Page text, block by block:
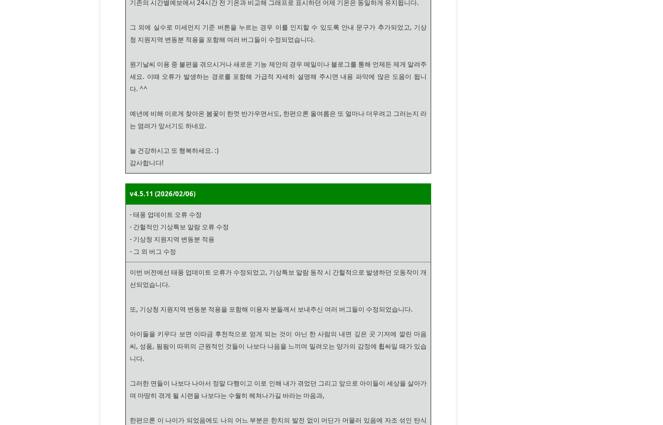
기존의 시간별예보에서 24시간 전 기온과 비교해 그래프로 표시하던 어제 기온은 동일하게 유지됩니다.
그 외에 실수로 미세먼지 기준 버튼을 누르는 경우 이를 인지할 수 있도록 안내 문구가 추가되었고, 기상
청 지원지역 변동분 적용을 포함해 여러 버그들이 수정되었습니다.
원기날씨 이용 중 불편을 겪으시거나 새로운 기능 제안의 경우 메일이나 블로그를 통해 언제든 제게 알려주
세요. 이때 오류가 발생하는 경로를 포함해 가급적 자세히 설명해 주시면 내용 파악에 많은 도움이 됩니
다. ^^
예년에 비해 이르게 찾아온 봄꽃이 한껏 반가우면서도, 한편으론 올여름은 또 얼마나 더우려고 그러는지 라
는 염려가 앞서기도 하네요.
늘 건강하시고 또 행복하세요. :)
감사합니다!
v4.5.11 (2026/02/06)
- 태풍 업데이트 오류 수정
- 간헐적인 기상특보 알람 오류 수정
- 기상청 지원지역 변동분 적용
- 그 외 버그 수정
이번 버전에선 태풍 업데이트 오류가 수정되었고, 기상특보 알람 동작 시 간헐적으로 발생하던 오동작이 개
선되었습니다.
또, 기상청 지원지역 변동분 적용을 포함해 이용자 분들께서 보내주신 여러 버그들이 수정되었습니다.
아이들을 키우다 보면 이따금 후천적으로 얻게 되는 것이 아닌 한 사람의 내면 깊은 곳 기저에 깔린 마음
씨, 성품, 됨됨이 따위의 근원적인 것들이 나보다 나음을 느끼며 밀려오는 양가의 감정에 휩싸일 때가 있습
니다.
그러한 면들이 나보다 나아서 정말 다행이고 이로 인해 내가 겪었던 그리고 앞으로 아이들이 세상을 살아가
며 마땅히 겪게 될 시련을 나보다는 수월히 헤쳐나가길 바라는 마음과,
한편으론 이 나이가 되었음에도 나의 어느 부분은 한치의 발전 없이 어딘가 머물러 있음에 자조 섞인 탄식